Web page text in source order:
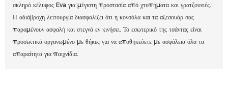
σκληρό κέλυφος Eva για μέγιστη προστασία από χτυπήματα και γρατζουνιές.
Η αδιάβροχη λειτουργία διασφαλίζει ότι η κονσόλα και τα αξεσουάρ σας
παραμένουν ασφαλή και στεγνά εν κινήσει. Το εσωτερικό της τσάντας είναι
προσεκτικά οργανωμένο με θήκες για να αποθηκεύετε με ασφάλεια όλα τα
απαραίτητα για παιχνίδια.